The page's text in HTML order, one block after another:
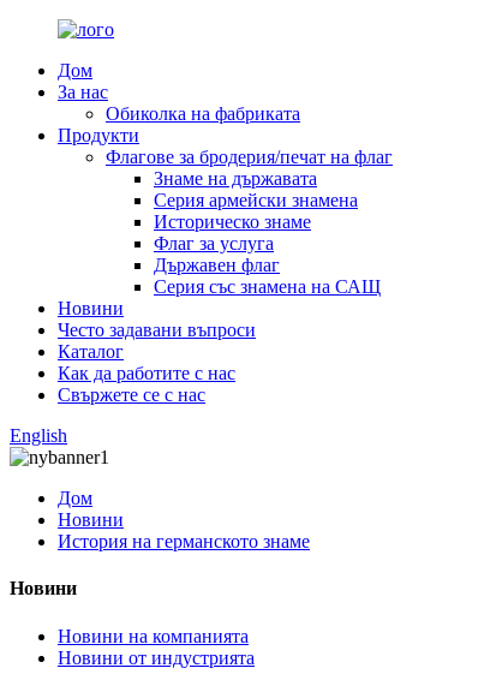
Дом
За нас
Обиколка на фабриката
Продукти
Флагове за бродерия/печат на флаг
Знаме на държавата
Серия армейски знамена
Историческо знаме
Флаг за услуга
Държавен флаг
Серия със знамена на САЩ
Новини
Често задавани въпроси
Каталог
Как да работите с нас
Свържете се с нас
English
Дом
Новини
История на германското знаме
Новини
Новини на компанията
Новини от индустрията